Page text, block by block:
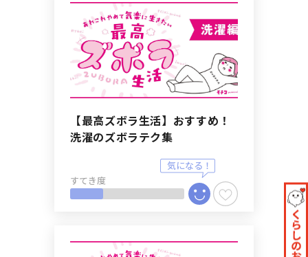
【最高ズボラ生活】おすすめ！
洗濯のズボラテク集
すてき度